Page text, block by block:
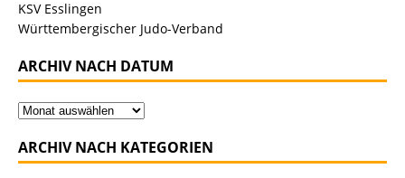
KSV Esslingen
Württembergischer Judo-Verband
ARCHIV NACH DATUM
ARCHIV NACH KATEGORIEN